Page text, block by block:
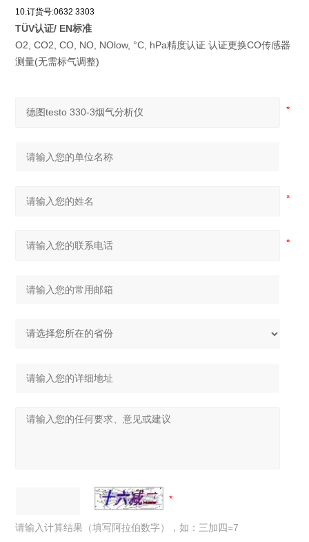
10.订货号:0632 3303
TÜV认证/ EN标准
O2, CO2, CO, NO, NOlow, °C, hPa精度认证 认证更换CO传感器
测量(无需标气调整)
请输入计算结果（填写阿拉伯数字），如：三加四=7